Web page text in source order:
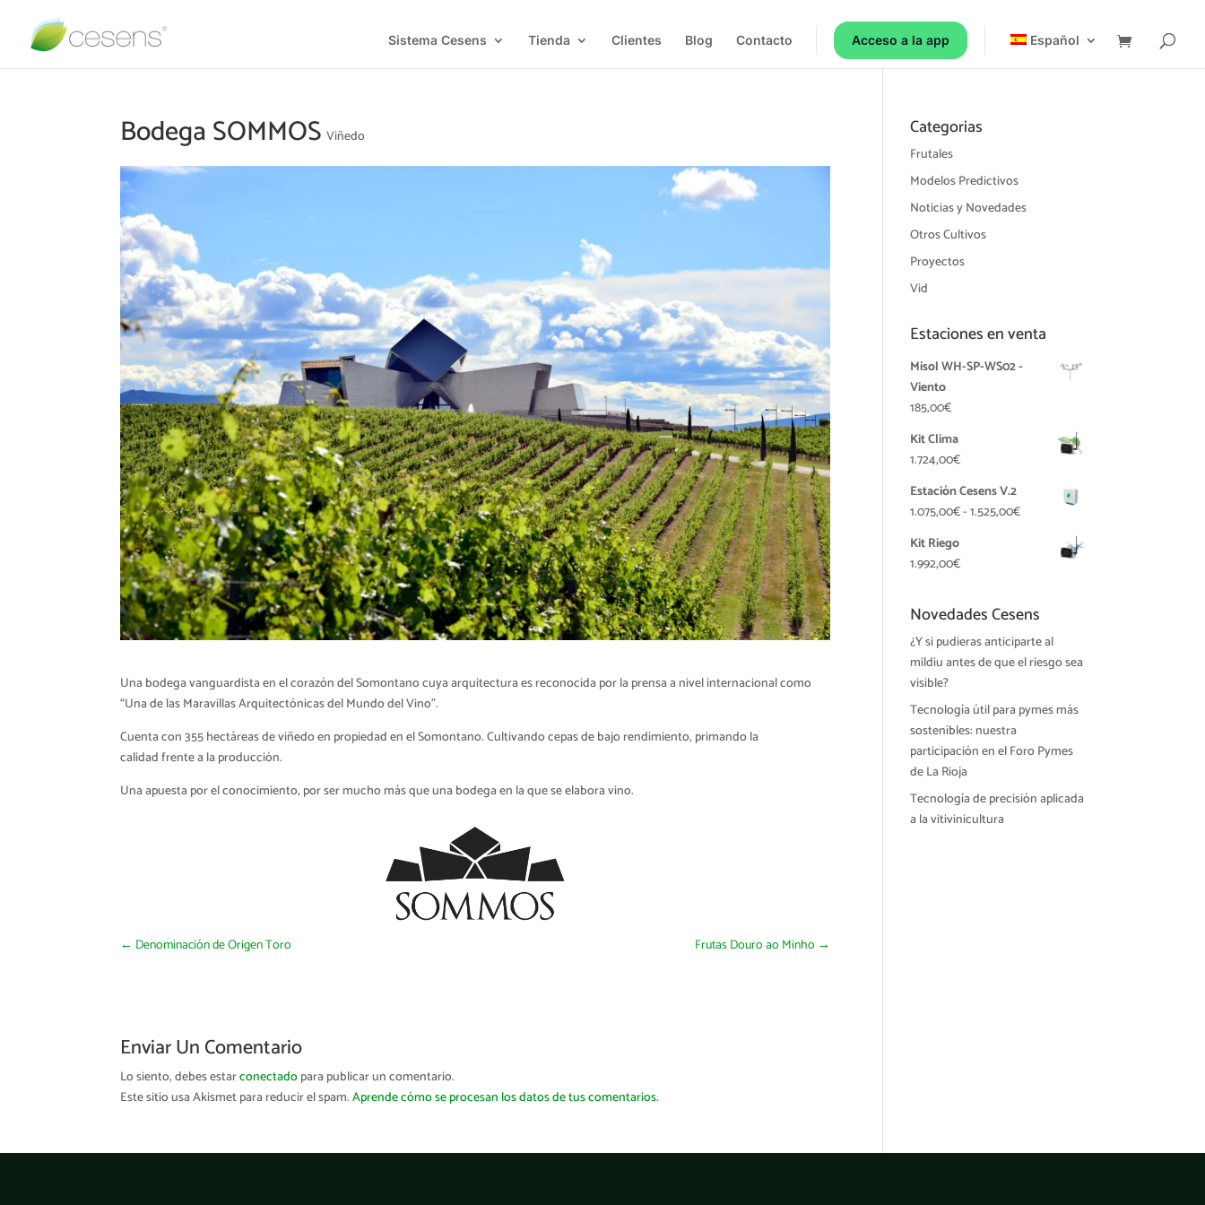
Sistema Cesens Tienda Clientes Blog Contacto Acceso a la app Español
Bodega SOMMOS Viñedo
Una bodega vanguardista en el corazón del Somontano cuya arquitectura es reconocida por la prensa a nivel internacional como
“Una de las Maravillas Arquitectónicas del Mundo del Vino”.
Cuenta con 355 hectáreas de viñedo en propiedad en el Somontano. Cultivando cepas de bajo rendimiento, primando la
calidad frente a la producción.
Una apuesta por el conocimiento, por ser mucho más que una bodega en la que se elabora vino.
← Denominación de Origen Toro Frutas Douro ao Minho →
Enviar Un Comentario
Lo siento, debes estarconectadopara publicar un comentario.
Este sitio usa Akismet para reducir el spam.Aprende cómo se procesan los datos de tus comentarios.
Categorias
Frutales
Modelos Predictivos
Noticias y Novedades
Otros Cultivos
Proyectos
Vid
Estaciones en venta
Misol WH-SP-WS02 -
Viento
185,00€
Kit Clima
1.724,00€
Estación Cesens V.2
1.075,00€-1.525,00€Rango
precios:
hasta
1.525,00€
Kit Riego
1.992,00€
Novedades Cesens
¿Y si pudieras anticiparte al
mildiu antes de que el riesgo sea
visible?
Tecnología útil para pymes más
sostenibles: nuestra
participación en el Foro Pymes
de La Rioja
Tecnología de precisión aplicada
a la vitivinicultura